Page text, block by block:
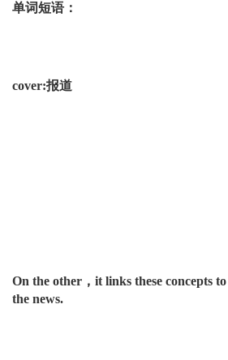
单词短语：
cover:报道
On the other ， it links these concepts
the news.